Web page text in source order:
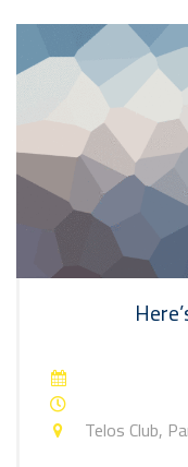
Telos Club,